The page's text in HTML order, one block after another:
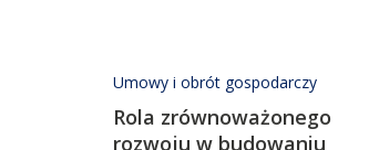
Umowy i obrót gospodarczy
Rola zrównoważonego
rozwoju w budowaniu